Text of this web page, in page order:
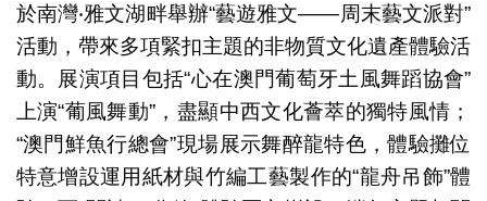
於南灣‧雅文湖畔舉辦“藝遊雅文——周末藝文派對”
活動，帶來多項緊扣主題的非物質文化遺產體驗活
動。展演項目包括“心在澳門葡萄牙土風舞蹈協會”
上演“葡風舞動”，盡顯中西文化薈萃的獨特風情；
“澳門鮮魚行總會”現場展示舞醉龍特色，體驗攤位
特意增設運用紙材與竹編工藝製作的“龍舟吊飾”體